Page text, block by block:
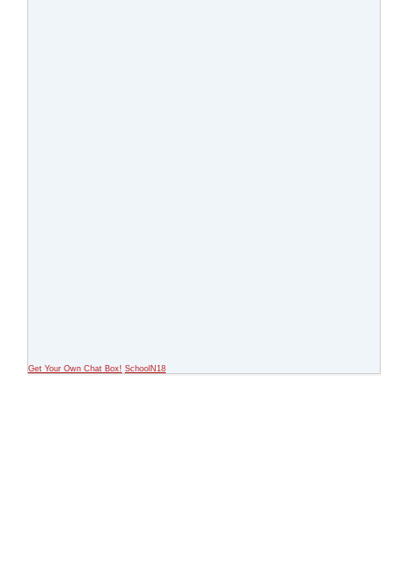
Get Your Own Chat Box! SchoolN18